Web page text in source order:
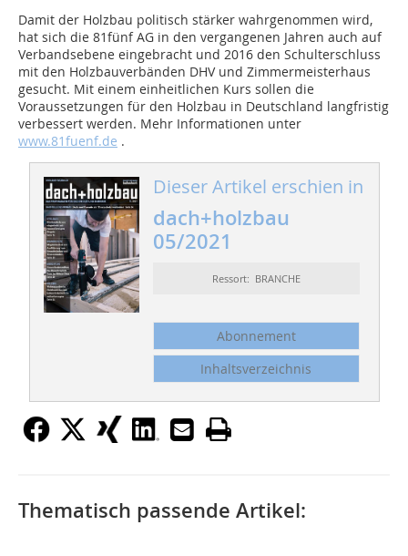
Damit der Holzbau politisch stärker wahrgenommen wird,
hat sich die 81fünf AG in den vergangenen Jahren auch auf
Verbandsebene eingebracht und 2016 den Schulterschluss
mit den Holzbauverbänden DHV und Zimmermeisterhaus
gesucht. Mit einem einheitlichen Kurs sollen die
Voraussetzungen für den Holzbau in Deutschland langfristig
verbessert werden. Mehr Informationen unter
www.81fuenf.de .
Dieser Artikel erschien in
dach+holzbau
05/2021
Ressort: BRANCHE
Abonnement
Inhaltsverzeichnis
Thematisch passende Artikel: